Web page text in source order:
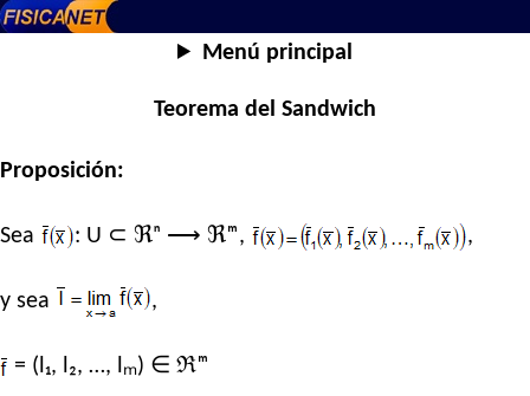
Menú principal
Teorema del Sandwich
Proposición:
Sea : U ⊂ ℜⁿ ⟶ ℜᵐ, ,
y sea ,
= (l₁, l₂, …, lₘ) ∈ ℜᵐ